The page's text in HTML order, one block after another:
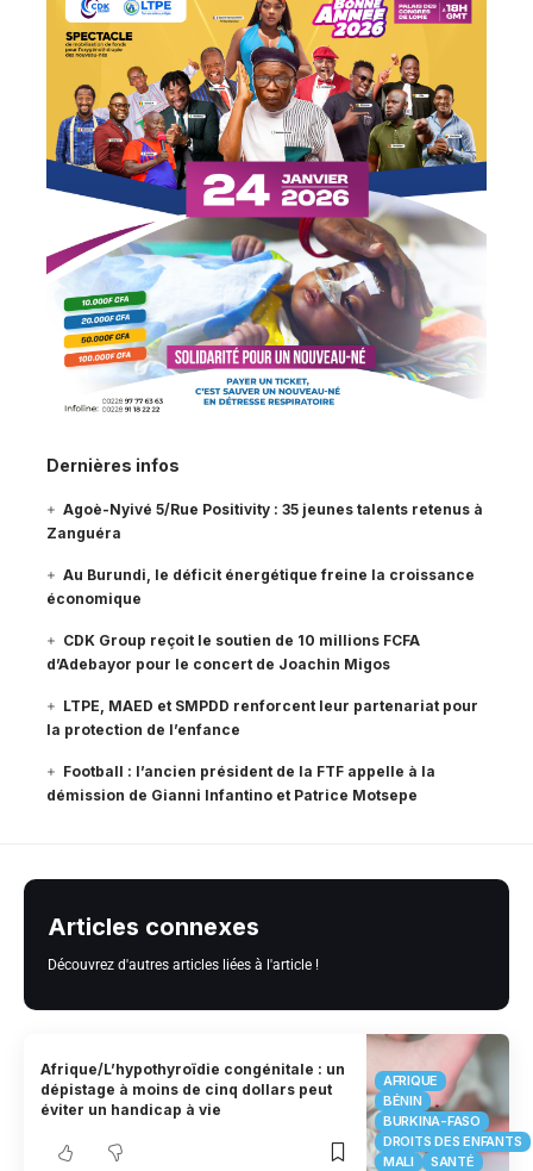
Dernières infos
Agoè-Nyivé 5/Rue Positivity : 35 jeunes talents retenus à
Zanguéra
Au Burundi, le déficit énergétique freine la croissance
économique
CDK Group reçoit le soutien de 10 millions FCFA
d’Adebayor pour le concert de Joachin Migos
LTPE, MAED et SMPDD renforcent leur partenariat pour
la protection de l’enfance
Football : l’ancien président de la FTF appelle à la
démission de Gianni Infantino et Patrice Motsepe
Articles connexes
Découvrez d'autres articles liées à l'article !
AFRIQUE
BÉNIN
BURKINA-FASO
DROITS DES ENFANTS
MALI
SANTÉ
Afrique/L’hypothyroïdie congénitale : un
dépistage à moins de cinq dollars peut
éviter un handicap à vie